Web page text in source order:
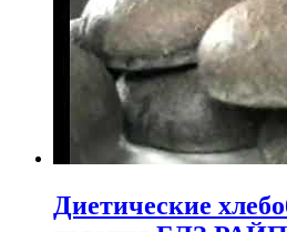
Диетические